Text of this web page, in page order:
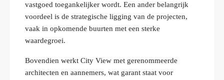
vastgoed toegankelijker wordt. Een ander belangrijk
voordeel is de strategische ligging van de projecten,
vaak in opkomende buurten met een sterke
waardegroei.
Bovendien werkt City View met gerenommeerde
architecten en aannemers, wat garant staat voor